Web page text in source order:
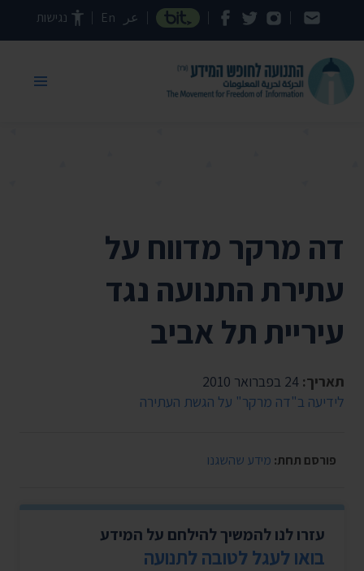
דילוג לתוכן העמוד عر En נגישות
דה מרקר מדווח על
עתירת התנועה נגד
עיריית תל אביב
תאריך:
לידיעה ב"דה מרקר" על הגשת העתירה
פורסם תחת: מידע שהשגנו
עזרו לנו להמשיך להילחם על המידע
בואו לעגל לטובה לתנועה